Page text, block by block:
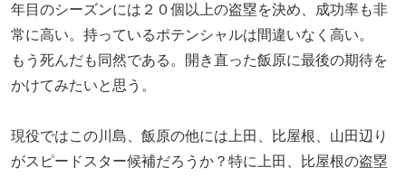
年目のシーズンには２０個以上の盗塁を決め、成功率も非
常に高い。持っているポテンシャルは間違いなく高い。
もう死んだも同然である。開き直った飯原に最後の期待を
かけてみたいと思う。
現役ではこの川島、飯原の他には上田、比屋根、山田辺り
がスピードスター候補だろうか？特に上田、比屋根の盗塁